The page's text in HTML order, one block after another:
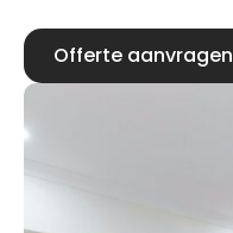
Offerte aanvragen